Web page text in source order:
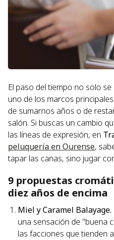
El paso del tiempo no solo
uno de los marcos
de sumarnos años o de
salón. Si buscas un cambio
las líneas de expresión, en
peluquería en Ourense,
tapar las canas, sino jugar
9 propuestas
diez años de encima
Miel y Caramel Balayage.
una sensación de "buena
las facciones que tienden